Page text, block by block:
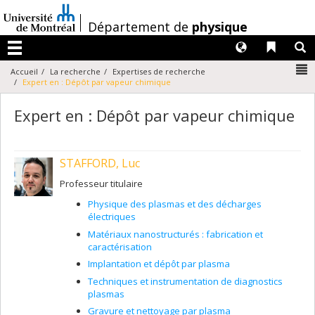
au
contenu
/Département de physique
Menu
Liens
Langues
Accueil La recherche
Expertises de recherche
Expert en : Dépôt par vapeur chimique
Expert en : Dépôt par vapeur chimique
STAFFORD, Luc
Professeur titulaire
Physique des plasmas et des décharges
électriques
Matériaux nanostructurés : fabrication et
caractérisation
Implantation et dépôt par plasma
Techniques et instrumentation de diagnostics
plasmas
Gravure et nettoyage par plasma